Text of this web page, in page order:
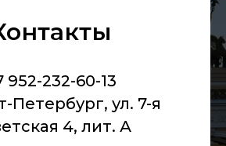
952-232-60-13
Петербург, ул. 7-я
4, лит. А